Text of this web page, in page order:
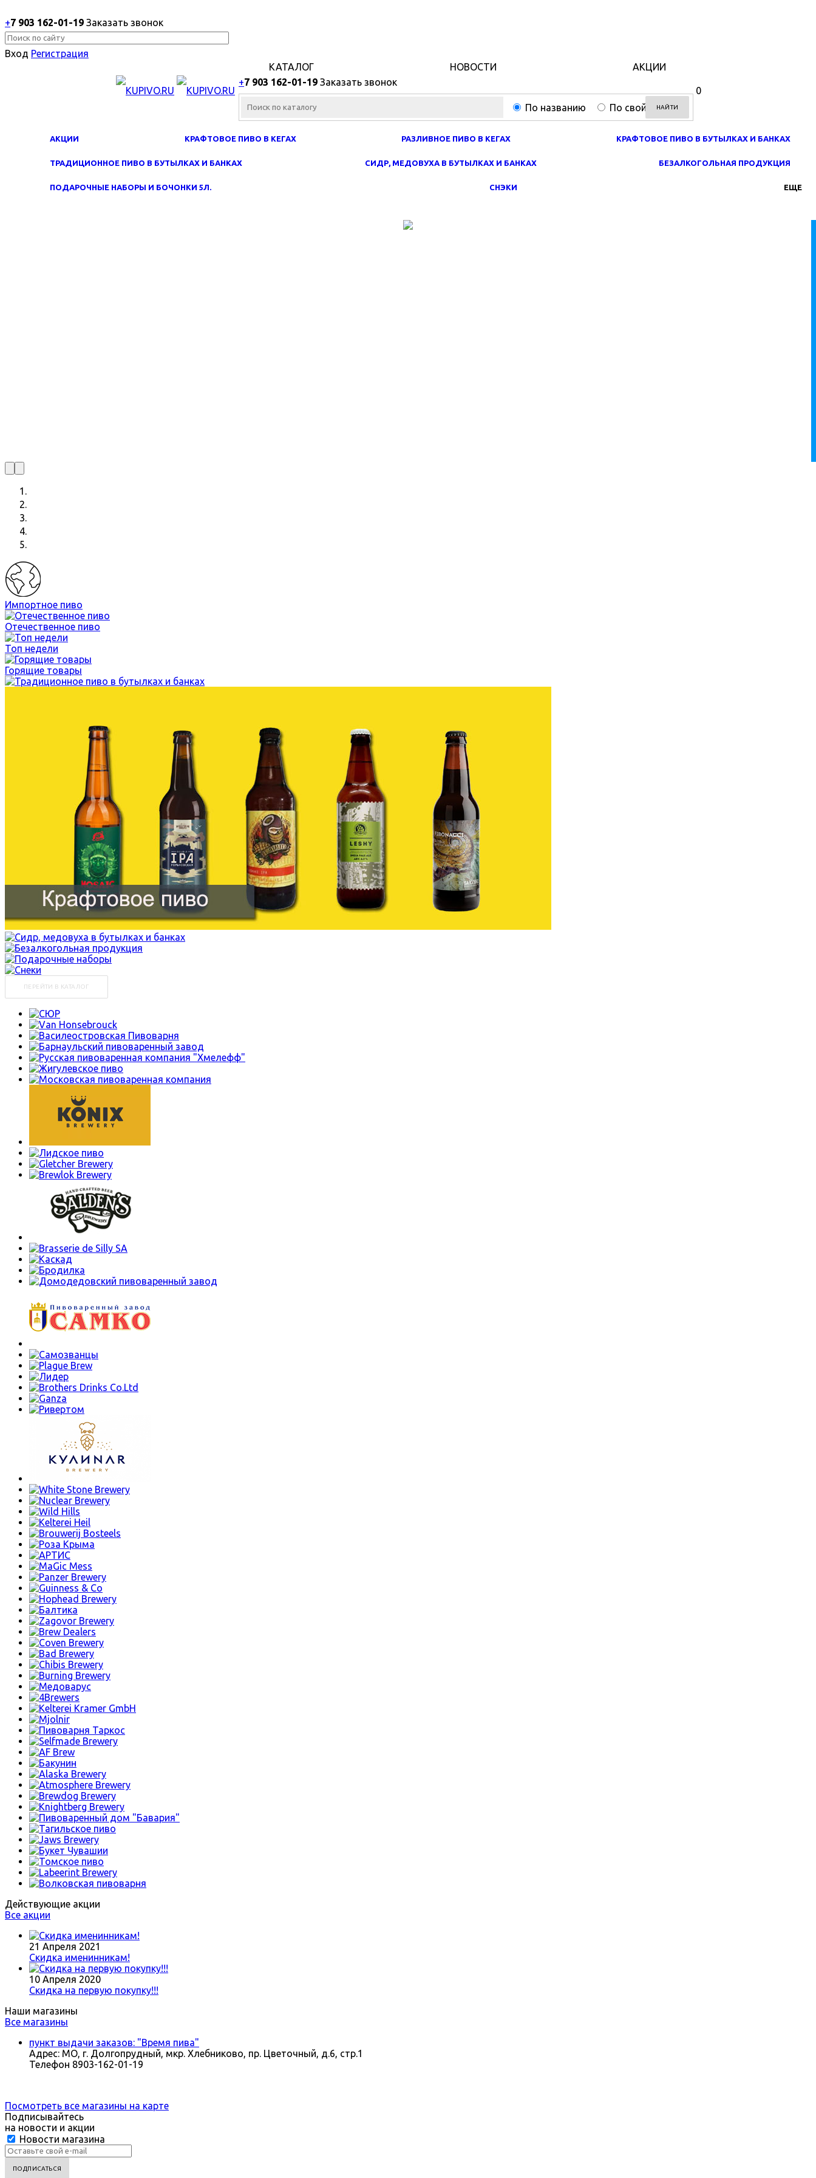
+7 903 162-01-19 Заказать звонок
Вход Регистрация
КАТАЛОГ
НОВОСТИ
АКЦИИ
+7 903 162-01-19 Заказать звонок
По названию По свойствам
НАЙТИ
0
АКЦИИ КРАФТОВОЕ ПИВО В КЕГАХ РАЗЛИВНОЕ ПИВО В КЕГАХ КРАФТОВОЕ ПИВО В БУТЫЛКАХ И БАНКАХ
ТРАДИЦИОННОЕ ПИВО В БУТЫЛКАХ И БАНКАХ СИДР, МЕДОВУХА В БУТЫЛКАХ И БАНКАХ БЕЗАЛКОГОЛЬНАЯ ПРОДУКЦИЯ
ПОДАРОЧНЫЕ НАБОРЫ И БОЧОНКИ 5Л. СНЭКИ ЕЩЕ
Импортное пиво
Отечественное пиво
Топ недели
Горящие товары
ПЕРЕЙТИ В КАТАЛОГ
Действующие акции
Все акции
21 Апреля 2021
Скидка именинникам!
10 Апреля 2020
Скидка на первую покупку!!!
Наши магазины
Все магазины
пункт выдачи заказов: "Время пива"
Адрес: МО, г. Долгопрудный, мкр. Хлебниково, пр. Цветочный, д.6, стр.1
Телефон 8903-162-01-19
Посмотреть все магазины на карте
Подписывайтесь
на новости и акции
Новости магазина